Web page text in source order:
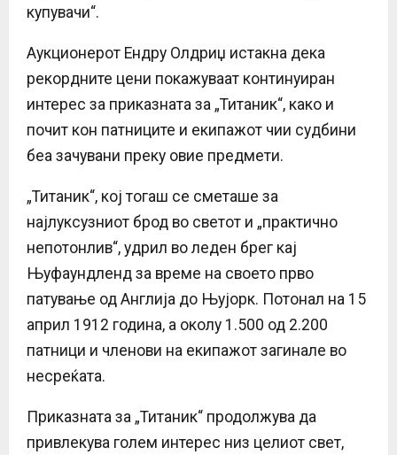
купувачи“.
Аукционерот Ендру Олдриџ истакна дека
рекордните цени покажуваат континуиран
интерес за приказната за „Титаник“, како и
почит кон патниците и екипажот чии судбини
беа зачувани преку овие предмети.
„Титаник“, кој тогаш се сметаше за
најлуксузниот брод во светот и „практично
непотонлив“, удрил во леден брег кај
Њуфаундленд за време на своето прво
патување од Англија до Њујорк. Потонал на 15
април 1912 година, а околу 1.500 од 2.200
патници и членови на екипажот загинале во
несреќата.
Приказната за „Титаник“ продолжува да
привлекува голем интерес низ целиот свет,